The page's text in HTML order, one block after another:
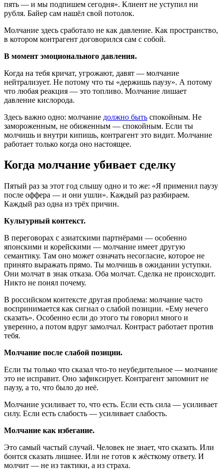
пять — и мы подпишем сегодня». Клиент не уступил ни
рубля. Байер сам нашёл свой потолок.
Молчание здесь сработало не как давление. Как пространство,
в котором контрагент договорился сам с собой.
В момент эмоционального давления.
Когда на тебя кричат, угрожают, давят — молчание
нейтрализует. Не потому что ты «держишь паузу». А потому
что любая реакция — это топливо. Молчание лишает
давление кислорода.
Здесь важно одно: молчание должно быть спокойным. Не
замороженным, не обиженным — спокойным. Если ты
молчишь и внутри кипишь, контрагент это видит. Молчание
работает только когда оно настоящее.
Когда молчание убивает сделку
Пятый раз за этот год слышу одно и то же: «Я применил паузу
после оффера — и они ушли». Каждый раз разбираем.
Каждый раз одна из трёх причин.
Культурный контекст.
В переговорах с азиатскими партнёрами — особенно
японскими и корейскими — молчание имеет другую
семантику. Там оно может означать несогласие, которое не
принято выражать прямо. Ты молчишь в ожидании уступки.
Они молчат в знак отказа. Оба молчат. Сделка не происходит.
Никто не понял почему.
В российском контексте другая проблема: молчание часто
воспринимается как сигнал о слабой позиции. «Ему нечего
сказать». Особенно если до этого ты говорил много и
уверенно, а потом вдруг замолчал. Контраст работает против
тебя.
Молчание после слабой позиции.
Если ты только что сказал что-то неубедительное — молчание
это не исправит. Оно зафиксирует. Контрагент запомнит не
паузу, а то, что было до неё.
Молчание усиливает то, что есть. Если есть сила — усиливает
силу. Если есть слабость — усиливает слабость.
Молчание как избегание.
Это самый частый случай. Человек не знает, что сказать. Или
боится сказать лишнее. Или не готов к жёсткому ответу. И
молчит — не из тактики, а из страха.